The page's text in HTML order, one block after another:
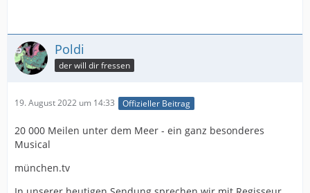
Poldi
der will dir fressen
19. August 2022 um 14:33 Offizieller Beitrag
20 000 Meilen unter dem Meer - ein ganz besonderes
Musical
münchen.tv